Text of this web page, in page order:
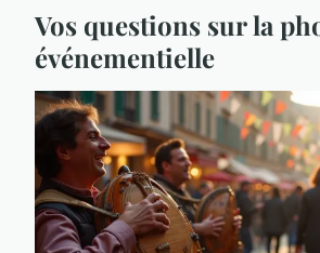
Vos questions sur la
événementielle